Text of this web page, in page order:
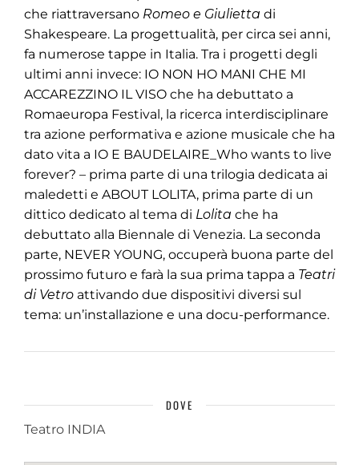
che riattraversano Romeo e Giulietta di
Shakespeare. La progettualità, per circa sei anni,
fa numerose tappe in Italia. Tra i progetti degli
ultimi anni invece: IO NON HO MANI CHE MI
ACCAREZZINO IL VISO che ha debuttato a
Romaeuropa Festival, la ricerca interdisciplinare
tra azione performativa e azione musicale che ha
dato vita a IO E BAUDELAIRE_Who wants to live
forever? – prima parte di una trilogia dedicata ai
maledetti e ABOUT LOLITA, prima parte di un
dittico dedicato al tema di Lolita che ha
debuttato alla Biennale di Venezia. La seconda
parte, NEVER YOUNG, occuperà buona parte del
prossimo futuro e farà la sua prima tappa a Teatri
di Vetro attivando due dispositivi diversi sul
tema: un’installazione e una docu-performance.
DOVE
Teatro INDIA